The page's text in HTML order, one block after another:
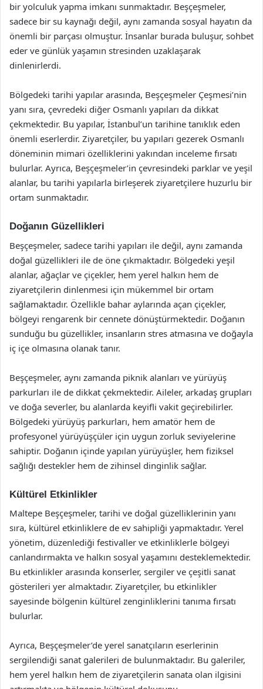
bir yolculuk yapma imkanı sunmaktadır. Beşçeşmeler,
sadece bir su kaynağı değil, aynı zamanda sosyal hayatın da
önemli bir parçası olmuştur. İnsanlar burada buluşur, sohbet
eder ve günlük yaşamın stresinden uzaklaşarak
dinlenirlerdi.
Bölgedeki tarihi yapılar arasında, Beşçeşmeler Çeşmesi’nin
yanı sıra, çevredeki diğer Osmanlı yapıları da dikkat
çekmektedir. Bu yapılar, İstanbul’un tarihine tanıklık eden
önemli eserlerdir. Ziyaretçiler, bu yapıları gezerek Osmanlı
döneminin mimari özelliklerini yakından inceleme fırsatı
bulurlar. Ayrıca, Beşçeşmeler’in çevresindeki parklar ve yeşil
alanlar, bu tarihi yapılarla birleşerek ziyaretçilere huzurlu bir
ortam sunmaktadır.
Doğanın Güzellikleri
Beşçeşmeler, sadece tarihi yapıları ile değil, aynı zamanda
doğal güzellikleri ile de öne çıkmaktadır. Bölgedeki yeşil
alanlar, ağaçlar ve çiçekler, hem yerel halkın hem de
ziyaretçilerin dinlenmesi için mükemmel bir ortam
sağlamaktadır. Özellikle bahar aylarında açan çiçekler,
bölgeyi rengarenk bir cennete dönüştürmektedir. Doğanın
sunduğu bu güzellikler, insanların stres atmasına ve doğayla
iç içe olmasına olanak tanır.
Beşçeşmeler, aynı zamanda piknik alanları ve yürüyüş
parkurları ile de dikkat çekmektedir. Aileler, arkadaş grupları
ve doğa severler, bu alanlarda keyifli vakit geçirebilirler.
Bölgedeki yürüyüş parkurları, hem amatör hem de
profesyonel yürüyüşçüler için uygun zorluk seviyelerine
sahiptir. Doğanın içinde yapılan yürüyüşler, hem fiziksel
sağlığı destekler hem de zihinsel dinginlik sağlar.
Kültürel Etkinlikler
Maltepe Beşçeşmeler, tarihi ve doğal güzelliklerinin yanı
sıra, kültürel etkinliklere de ev sahipliği yapmaktadır. Yerel
yönetim, düzenlediği festivaller ve etkinliklerle bölgeyi
canlandırmakta ve halkın sosyal yaşamını desteklemektedir.
Bu etkinlikler arasında konserler, sergiler ve çeşitli sanat
gösterileri yer almaktadır. Ziyaretçiler, bu etkinlikler
sayesinde bölgenin kültürel zenginliklerini tanıma fırsatı
bulurlar.
Ayrıca, Beşçeşmeler’de yerel sanatçıların eserlerinin
sergilendiği sanat galerileri de bulunmaktadır. Bu galeriler,
hem yerel halkın hem de ziyaretçilerin sanata olan ilgisini